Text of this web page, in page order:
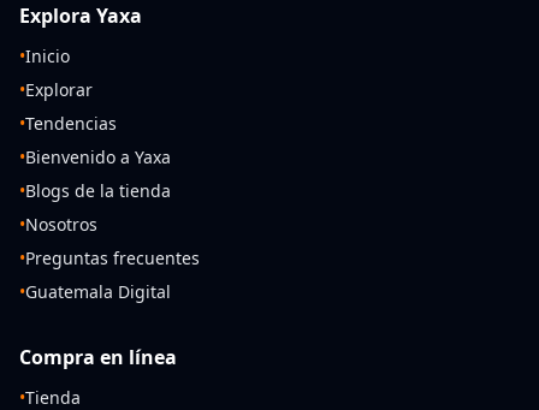
Explora Yaxa
•Inicio
•Explorar
•Tendencias
•Bienvenido a Yaxa
•Blogs de la tienda
•Nosotros
•Preguntas frecuentes
•Guatemala Digital
Compra en línea
•Tienda